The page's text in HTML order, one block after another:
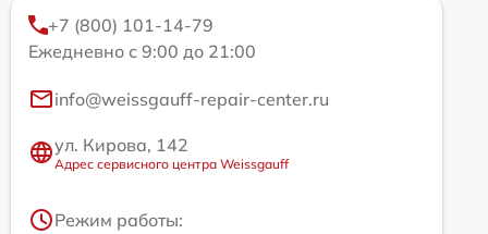
+7 (800) 101-14-79
Ежедневно с 9:00 до 21:00
info@weissgauff-repair-center.ru
ул. Кирова, 142
Адрес сервисного центра Weissgauff
Режим работы: